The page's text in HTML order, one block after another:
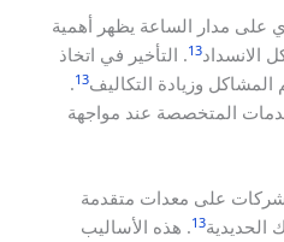
على مدار الساعة يظهر أهمية
الانسداد13. التأخير في اتخاذ
المشاكل وزيادة التكاليف13
.
المتخصصة عند مواجهة
على معدات متقدمة
الحديدية13. هذه الأساليب